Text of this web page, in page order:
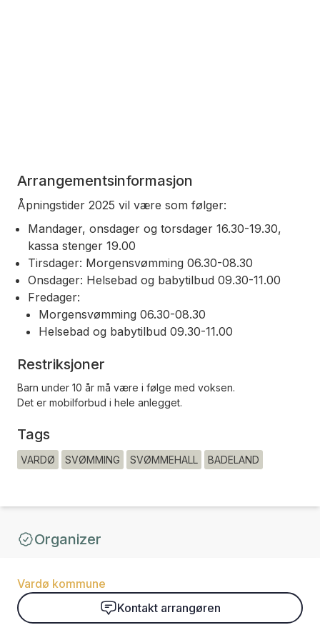
Arrangementsinformasjon
Åpningstider 2025 vil være som følger:
Mandager, onsdager og torsdager 16.30-19.30,
kassa stenger 19.00
Tirsdager: Morgensvømming 06.30-08.30
Onsdager: Helsebad og babytilbud 09.30-11.00
Fredager:
Morgensvømming 06.30-08.30
Helsebad og babytilbud 09.30-11.00
Restriksjoner
Barn under 10 år må være i følge med voksen.
Det er mobilforbud i hele anlegget.
Tags
VARDØ SVØMMING SVØMMEHALL BADELAND
Organizer
Vardø kommune
Kontakt arrangøren